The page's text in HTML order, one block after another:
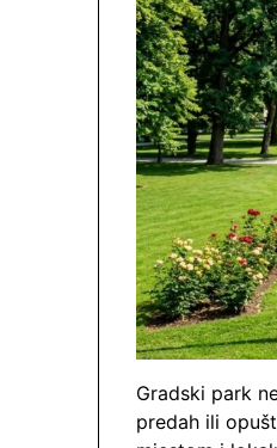
Gradski park
predah ili